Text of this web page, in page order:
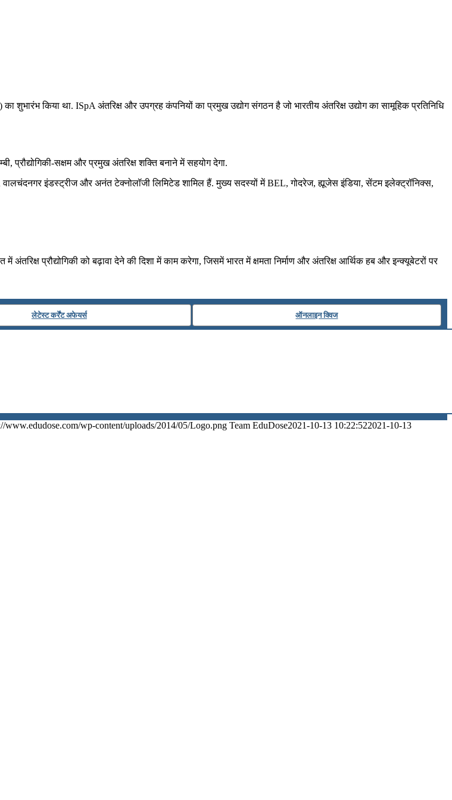
शुभारंभ किया था. ISpA अंतरिक्ष और उपग्रह कंपनियों का प्रमुख उद्योग संगठन है जो भारतीय अंतरिक्ष उद्योग का सामूहिक प्रतिनिधि
प्रौद्योगिकी-सक्षम और प्रमुख अंतरिक्ष शक्ति बनाने में सहयोग देगा.
इंडस्ट्रीज और अनंत टेक्नोलॉजी लिमिटेड शामिल हैं. मुख्य सदस्यों में BEL, गोदरेज, ह्यूजेस इंडिया, सेंटम इलेक्ट्रॉनिक्स,
प्रौद्योगिकी को बढ़ावा देने की दिशा में काम करेगा, जिसमें भारत में क्षमता निर्माण और अंतरिक्ष आर्थिक हब और इन्क्यूबेटरों पर
लेटेस्ट कर्रेंट अफेयर्स ऑनलाइन क्विज
www.edudose.com/wp-content/uploads/2014/05/Logo.png Team EduDose2021-10-13 10:22:522021-10-13